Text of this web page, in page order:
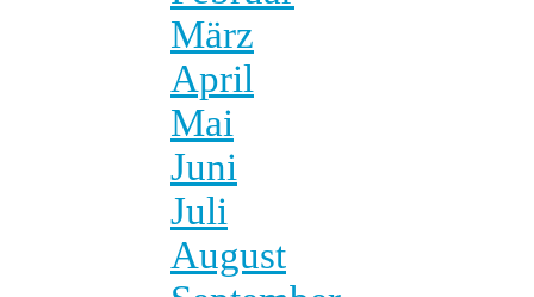
März
April
Mai
Juni
Juli
August